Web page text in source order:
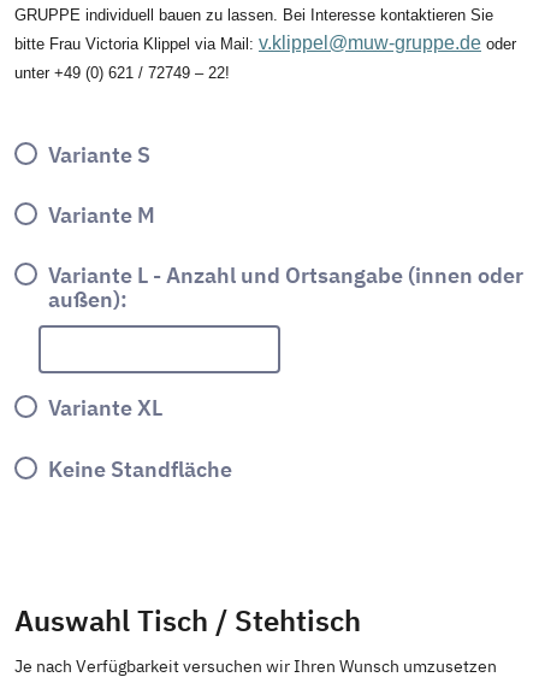
GRUPPE individuell bauen zu lassen. Bei Interesse kontaktieren Sie
bitte Frau Victoria Klippel via Mail: v.klippel@muw-gruppe.de oder
unter +49 (0) 621 / 72749 – 22!
Variante S
Variante M
Variante L - Anzahl und Ortsangabe (innen oder
außen):
Variante XL
Keine Standfläche
Auswahl Tisch / Stehtisch
Je nach Verfügbarkeit versuchen wir Ihren Wunsch umzusetzen